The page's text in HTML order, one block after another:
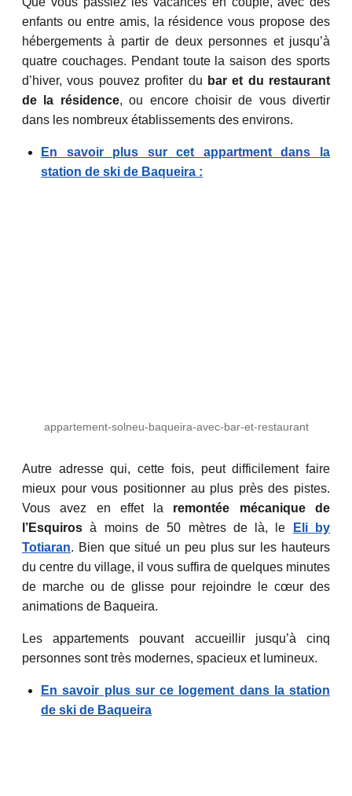
enfants ou entre amis, la résidence vous propose des
hébergements à partir de deux personnes et jusqu’à
quatre couchages. Pendant toute la saison des sports
d’hiver, vous pouvez profiter du bar et du restaurant
de la résidence, ou encore choisir de vous divertir
dans les nombreux établissements des environs.
En savoir plus sur cet appartment dans la
station de ski de Baqueira :
appartement-solneu-baqueira-avec-bar-et-restaurant
Autre adresse qui, cette fois, peut difficilement faire
mieux pour vous positionner au plus près des pistes.
Vous avez en effet la remontée mécanique de
l’Esquiros à moins de 50 mètres de là, le
Eli by
Totiaran. Bien que situé un peu plus sur les hauteurs
du centre du village, il vous suffira de quelques minutes
de marche ou de glisse pour rejoindre le cœur des
animations de Baqueira.
Les appartements pouvant accueillir jusqu’à cinq
personnes sont très modernes, spacieux et lumineux.
En savoir plus sur ce logement dans la station
de ski de Baqueira